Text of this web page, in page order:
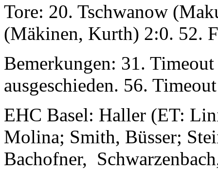
Tore: 20. Tschwanow
(Mäkinen, Kurth) 2:0. 52.
Bemerkungen: 31.
ausgeschieden. 56.
EHC Basel: Haller (ET:
Molina; Smith, Büsser;
Bachofner,